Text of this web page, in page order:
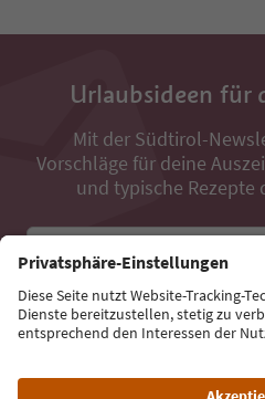
Urlaubsideen für
Mit der Südtirol-
Vorschläge für deine
und typische Rezepte
E-Mail Adresse
Jetzt